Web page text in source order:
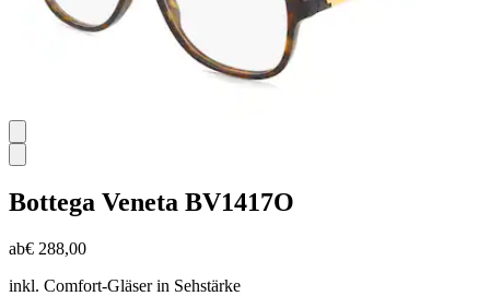
Bottega Veneta BV1417O
ab€ 288,00
inkl. Comfort-Gläser in Sehstärke